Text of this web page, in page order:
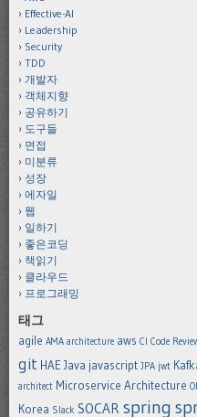
Effective-AI
Leadership
Security
TDD
개발자
객체지향
공유하기
도구들
면접
미분류
성장
에자일
웹
일하기
좋은코딩
책읽기
클라우드
프로그래밍
태그
agile AMA architecture aws CI Code
git HAE Java javascript JPA jwt
architect Microservice Architecture
Korea Slack SOCAR spring